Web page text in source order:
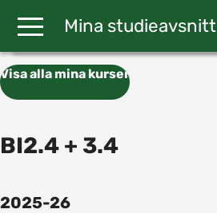
Mina studieavsnitt
Visa alla mina kurser
BI2.4 + 3.4
2025-26